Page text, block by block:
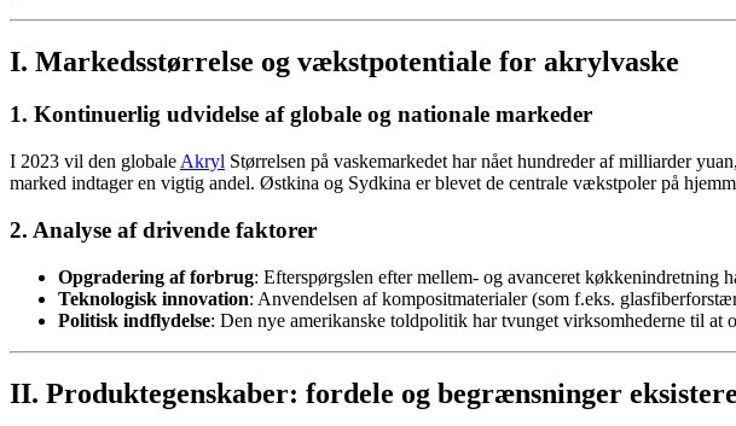
I. Markedsstørrelse og vækstpotentiale for akrylvaske
1. Kontinuerlig udvidelse af globale og nationale markeder
I 2023 vil den globale Akryl Størrelsen på vaskemarkedet har nået hundreder af milliarder
marked indtager en vigtig andel. Østkina og Sydkina er blevet de centrale vækstpoler på
2. Analyse af drivende faktorer
Opgradering af forbrug: Efterspørgslen efter mellem- og avanceret køkkenindretning
Teknologisk innovation: Anvendelsen af kompositmaterialer (som f.eks.
Politisk indflydelse: Den nye amerikanske toldpolitik har tvunget virksomhederne til
II. Produktegenskaber: fordele og begrænsninger